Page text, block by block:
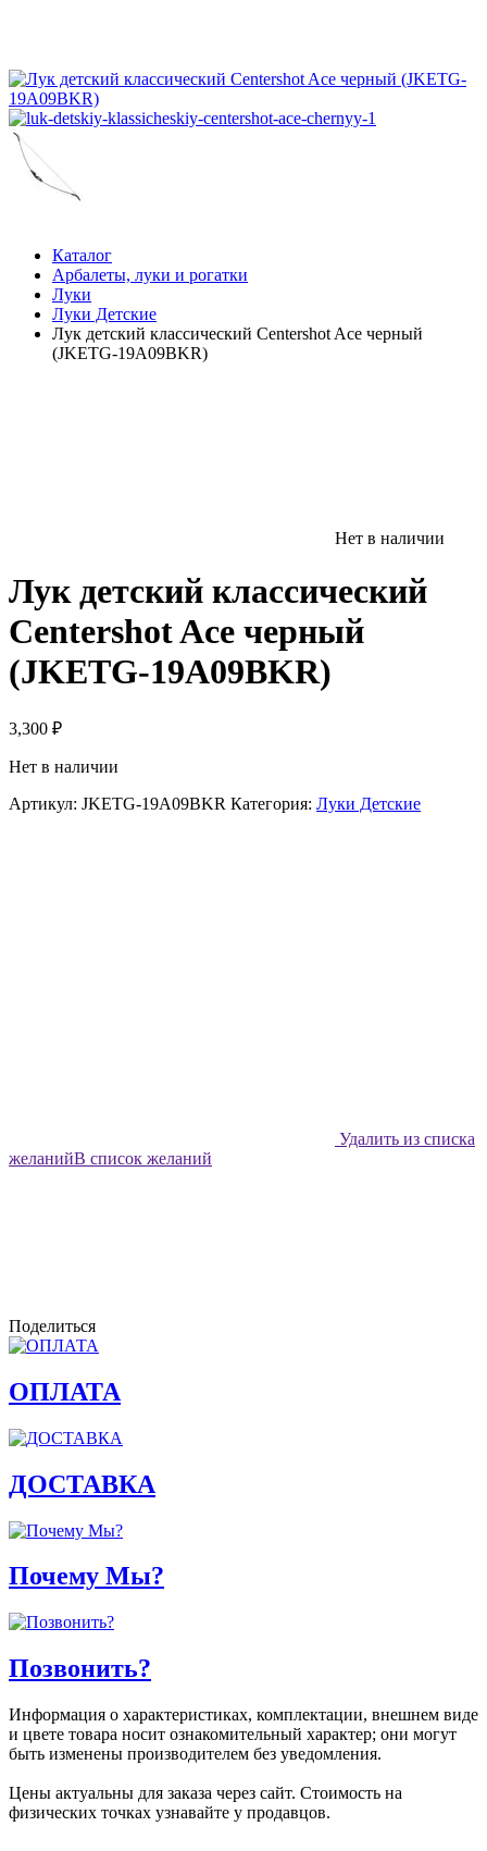
Каталог
Арбалеты, луки и рогатки
Луки
Луки Детские
Лук детский классический Centershot Ace черный
(JKETG-19A09BKR)
Нет в наличии
Лук детский классический
Centershot Ace черный
(JKETG-19A09BKR)
3,300 ₽
Нет в наличии
Артикул: JKETG-19A09BKR Категория: Луки Детские
Удалить из списка
желанийВ список желаний
Поделиться
ОПЛАТА
ДОСТАВКА
Почему Мы?
Позвонить?
Информация о характеристиках, комплектации, внешнем виде
и цвете товара носит ознакомительный характер; они могут
быть изменены производителем без уведомления.
Цены актуальны для заказа через сайт. Стоимость на
физических точках узнавайте у продавцов.